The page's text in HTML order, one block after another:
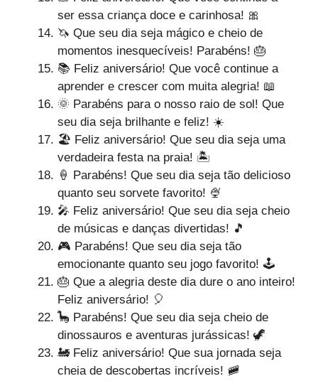
ser essa criança doce e carinhosa! 🎀
🦄 Que seu dia seja mágico e cheio de
momentos inesquecíveis! Parabéns! 🎂
📚 Feliz aniversário! Que você continue a
aprender e crescer com muita alegria! 📖
🌞 Parabéns para o nosso raio de sol! Que
seu dia seja brilhante e feliz! ☀️
🏖️ Feliz aniversário! Que seu dia seja uma
verdadeira festa na praia! 🏝️
🍦 Parabéns! Que seu dia seja tão delicioso
quanto seu sorvete favorito! 🍨
🎤 Feliz aniversário! Que seu dia seja cheio
de músicas e danças divertidas! 🎵
🎮 Parabéns! Que seu dia seja tão
emocionante quanto seu jogo favorito! 🕹️
🎂 Que a alegria deste dia dure o ano inteiro!
Feliz aniversário! 🎈
🦕 Parabéns! Que seu dia seja cheio de
dinossauros e aventuras jurássicas! 🦖
🚂 Feliz aniversário! Que sua jornada seja
cheia de descobertas incríveis! 🚞